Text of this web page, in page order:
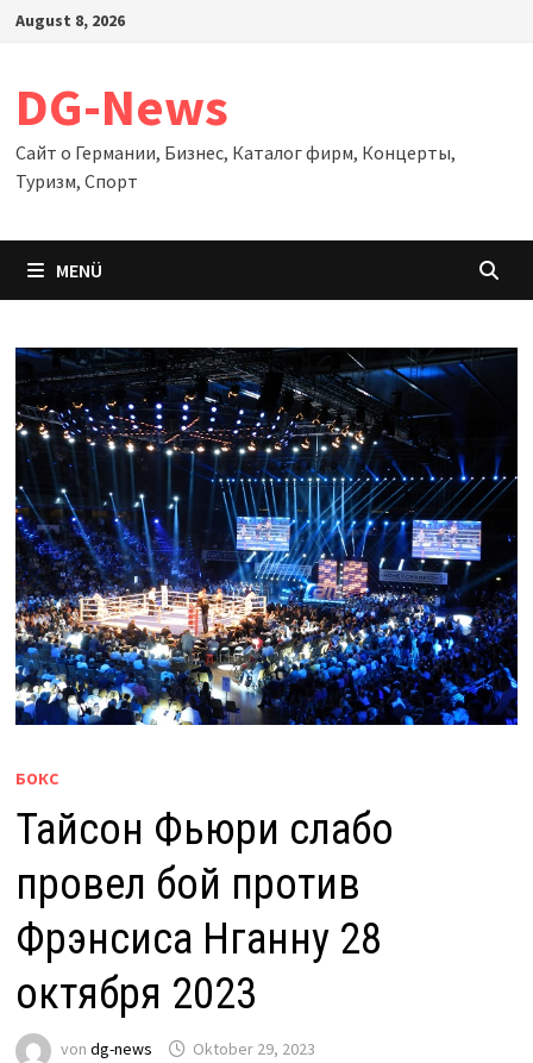
Zum
August 8, 2026
DG-News
Сайт о Германии, Бизнес, Каталог фирм, Концерты,
Туризм, Спорт
MENÜ
БОКС
Тайсон Фьюри слабо
провел бой против
Фрэнсиса Нганну 28
октября 2023
von dg-news Oktober 29, 2023